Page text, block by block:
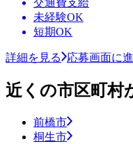
未経験OK
短期OK
詳細を見る 応募画面に
近くの市区町村
前橋市
桐生市